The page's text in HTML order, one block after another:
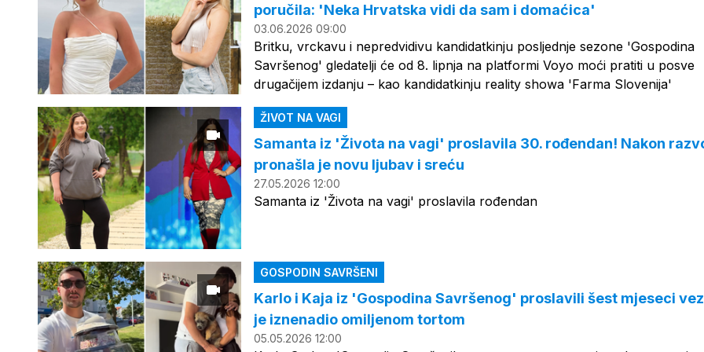
poručila: 'Neka Hrvatska vidi da sam i domaćica'
03.06.2026 09:00
Britku, vrckavu i nepredvidivu kandidatkinju posljednje sezone 'Gospodina
Savršenog' gledatelji će od 8. lipnja na platformi Voyo moći pratiti u posve
drugačijem izdanju – kao kandidatkinju reality showa 'Farma Slovenija'
ŽIVOT NA VAGI
Samanta iz 'Života na vagi' proslavila 30. rođendan! Nakon
pronašla je novu ljubav i sreću
27.05.2026 12:00
Samanta iz 'Života na vagi' proslavila rođendan
GOSPODIN SAVRŠENI
Karlo i Kaja iz 'Gospodina Savršenog' proslavili šest mjeseci
je iznenadio omiljenom tortom
05.05.2026 12:00